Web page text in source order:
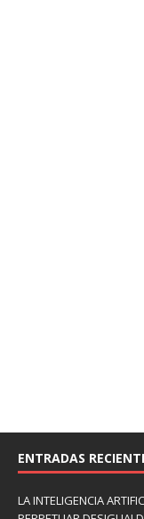
ENTRADAS
LA INTELIGENCIA